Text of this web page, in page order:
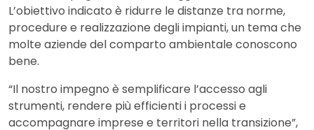
L’obiettivo indicato è ridurre le distanze tra norme,
procedure e realizzazione degli impianti, un tema che
molte aziende del comparto ambientale conoscono
bene.
“Il nostro impegno è semplificare l’accesso agli
strumenti, rendere più efficienti i processi e
accompagnare imprese e territori nella transizione”,